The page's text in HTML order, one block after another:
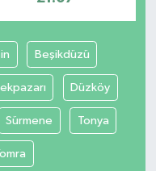
Beşikdüzü
Düzköy
Sürmene Tonya